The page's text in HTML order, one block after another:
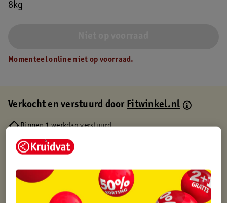
8kg
Momenteel online niet op voorraad.
Verkocht en verstuurd doorFitwinkel.nl
Binnen 1 werkdag verstuurd
Gratis thuisbezorgd
Gratis retourneren via verkooppartner.